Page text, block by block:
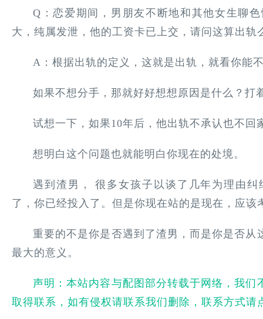
Q：恋爱期间，男朋友不断地和其他女生聊
大，纯属发泄，他的工资卡已上交，请问这算出
A：根据出轨的定义，这就是出轨，就看你能
如果不想分手，那就好好想想原因是什么？
试想一下，如果10年后，他出轨不承认也不回
想明白这个问题也就能明白你现在的处境。
遇到渣男， 很多女孩子以谈了几年为理由
了，你已经投入了。但是你现在站的是现在，应该
重要的不是你是否遇到了渣男，而是你是否
最大的意义。
声明：本站内容与配图部分转载于网络，我
取得联系，如有侵权请联系我们删除，联系方式请